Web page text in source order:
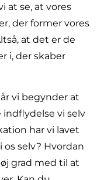
at se, at vores
der former vores
at det er de
i, der skaber
vi begynder at
vi selv
har vi lavet
selv? Hvordan
grad med til at